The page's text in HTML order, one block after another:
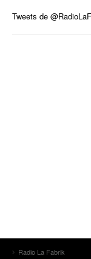
Tweets de
Radio La Fabrik